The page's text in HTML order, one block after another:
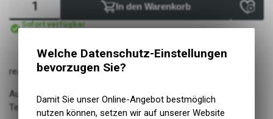
In den Warenkorb
Sofort verfügbar
react Skibrille neon mit schwarzem Rahmen.
Automatisch abdunkelnde Skibrille mit ShadeTronic®
Technologie.
Welche Datenschutz-Einstellungen
bevorzugen Sie?
Damit Sie unser Online-Angebot bestmöglich
nutzen können, setzen wir auf unserer Website